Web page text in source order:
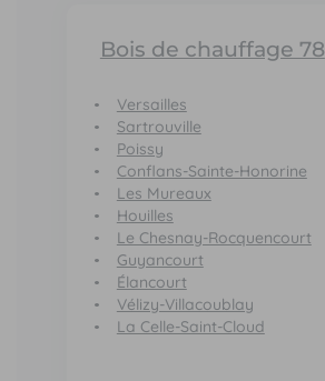
Bois de chauffage 78
Versailles
Sartrouville
Poissy
Conflans-Sainte-Honorine
Les Mureaux
Houilles
Le Chesnay-Rocquencourt
Guyancourt
Élancourt
Vélizy-Villacoublay
La Celle-Saint-Cloud